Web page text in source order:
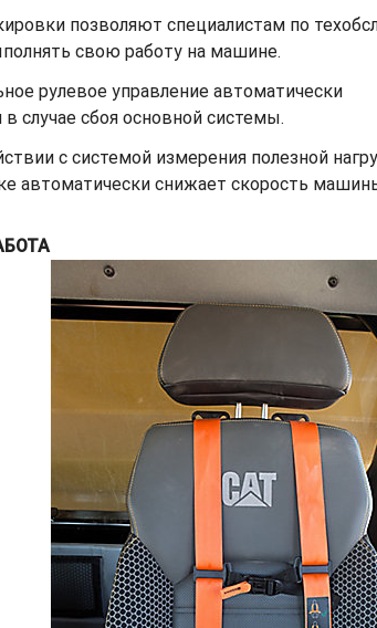
позволяют специалистам по
свою работу на машине.
рулевое управление автоматически
в случае сбоя основной системы.
с системой измерения полезной
автоматически снижает скорость